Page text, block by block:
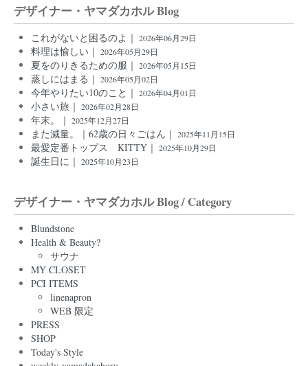
デザイナー・ヤマダカホル Blog
これがないと困るのよ｜ 2026年06月29日
料理は愉しい｜ 2026年05月29日
夏をのりきるための服｜ 2026年05月15日
蒸しにはまる｜ 2026年05月02日
今年やりたい10のこと｜ 2026年04月01日
小さい旅｜ 2026年02月28日
年末。｜ 2025年12月27日
また減量。｜62歳の日々ごはん｜ 2025年11月15日
最愛定番トップス KITTY｜ 2025年10月29日
誕生日に｜ 2025年10月23日
デザイナー・ヤマダカホル Blog / Category
Blundstone
Health & Beauty?
サウナ
MY CLOSET
PCI ITEMS
linenapron
WEB 限定
PRESS
SHOP
Today's Style